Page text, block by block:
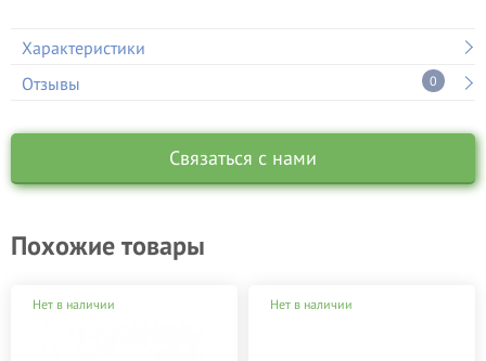
Характеристики
Отзывы
0
Связаться с нами
Похожие товары
Нет в наличии Нет в наличии